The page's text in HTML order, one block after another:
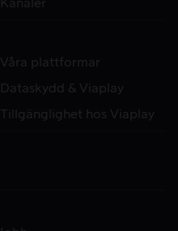
Kanaler
Våra plattformar
Dataskydd & Viaplay
Tillgänglighet hos Viaplay